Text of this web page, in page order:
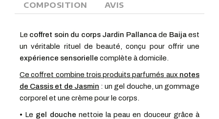
COMPOSITION
AVIS
Le coffret soin du corps Jardin Pallancade Baijaest
un véritable rituel de beauté, conçu pour offrir une
expérience sensorielle complète à domicile.
Ce coffret combine trois produits parfumés aux notes
de Cassis et de Jasmin : un gel douche, un gommage
corporel et une crème pour le corps.
• Le gel douche nettoie la peau en douceur grâce à